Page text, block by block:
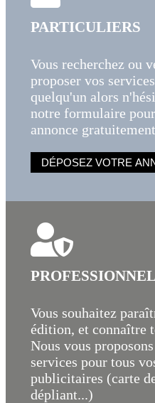
PARTICULIERS
Vous recherchez ou
proposer vos
quelqu'un alors
notre formulaire
annonce
DÉPOSEZ VOTRE
Vous souhaitez
édition, et connaître
Nous vous
services pour tous
publicitaires (carte
dépliant...)